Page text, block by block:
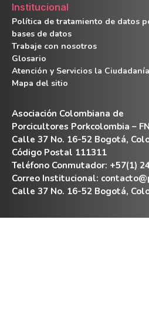
Institucional
Política de tratamiento de datos
bases de datos
Trabaje con nosotros
Glosario
Atención y Servicios la Ciudadanía
Mapa del sitio
Asociación Colombiana de
Porcicultores Porkcolombia –
Calle 37 No. 16-52 Bogotá,
Código Postal 111311
Teléfono Conmutador: +57(1)
Correo Institucional:
Calle 37 No. 16-52 Bogotá,